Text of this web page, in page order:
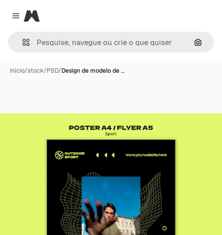
Close menu
Magnific
Início/stock/PSD/Design de modelo de …